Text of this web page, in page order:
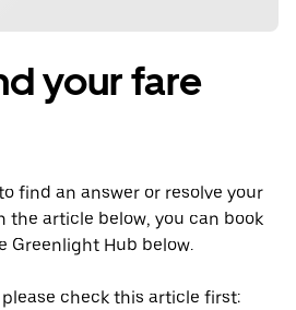
your fare
find an answer or resolve your
the article below, you can book
Greenlight Hub below.
check this article first: